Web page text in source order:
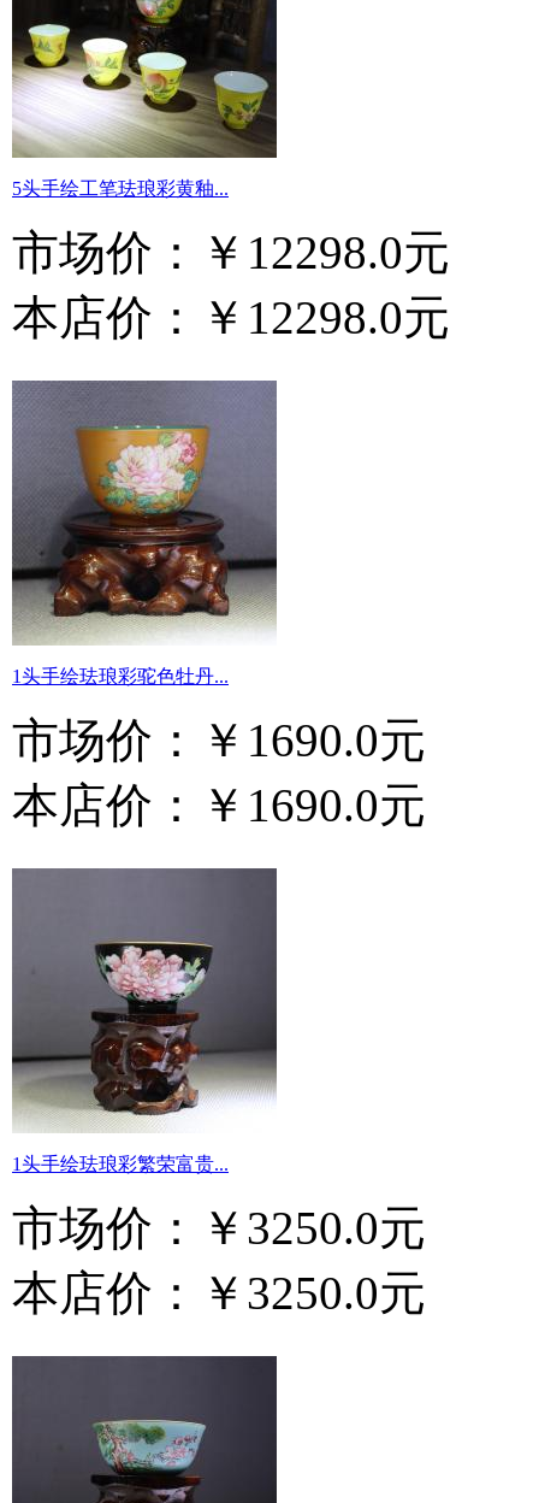
5头手绘工笔珐琅彩黄釉...
市场价：
￥12298.0元
本店价：
￥12298.0元
1头手绘珐琅彩驼色牡丹...
市场价：
￥1690.0元
本店价：
￥1690.0元
1头手绘珐琅彩繁荣富贵...
市场价：
￥3250.0元
本店价：
￥3250.0元